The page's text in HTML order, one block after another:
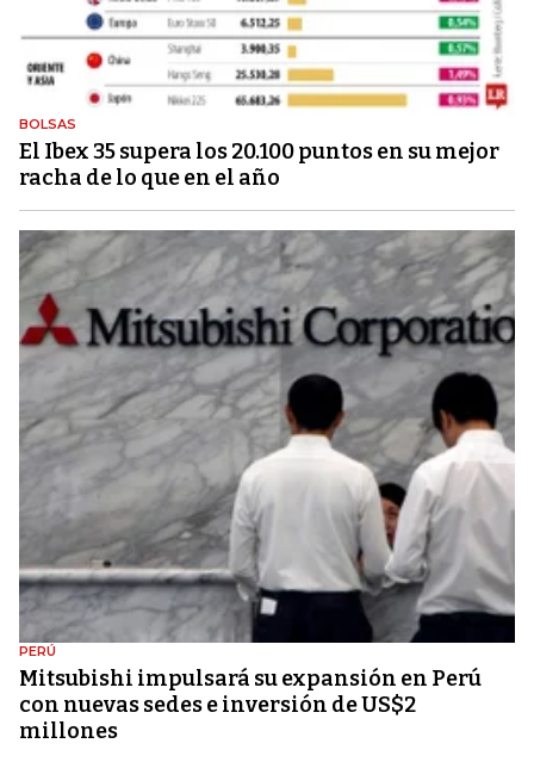
BOLSAS
El Ibex 35 supera los 20.100 puntos en su mejor
racha de lo que en el año
PERÚ
Mitsubishi impulsará su expansión en Perú
con nuevas sedes e inversión de US$2
millones